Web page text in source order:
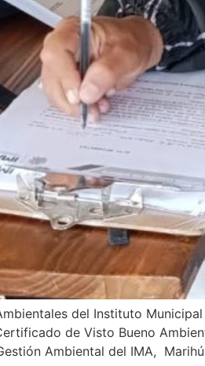
del Instituto
de Visto Bueno
Ambiental del IMA,